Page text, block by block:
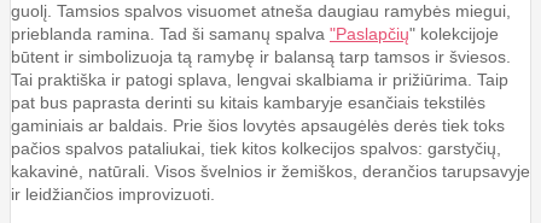
guolį. Tamsios spalvos visuomet atneša daugiau ramybės miegui,
prieblanda ramina. Tad ši samanų spalva "Paslapčių" kolekcijoje
būtent ir simbolizuoja tą ramybę ir balansą tarp tamsos ir šviesos.
Tai praktiška ir patogi splava, lengvai skalbiama ir prižiūrima. Taip
pat bus paprasta derinti su kitais kambaryje esančiais tekstilės
gaminiais ar baldais. Prie šios lovytės apsaugėlės derės tiek toks
pačios spalvos pataliukai, tiek kitos kolkecijos spalvos: garstyčių,
kakavinė, natūrali. Visos švelnios ir žemiškos, derančios tarupsavyje
ir leidžiančios improvizuoti.